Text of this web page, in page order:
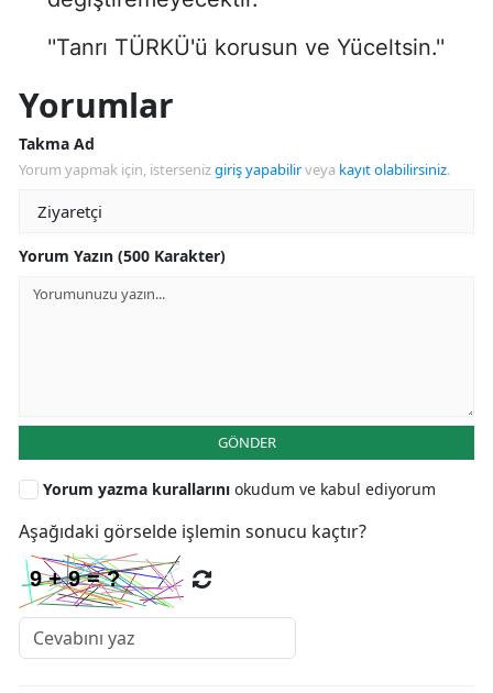
''Tanrı TÜRKÜ'ü korusun ve Yüceltsin.''
Yorumlar
Takma Ad
Yorum yapmak için, istersenizgiriş yapabilirveya kayıt olabilirsiniz.
Yorum Yazın (500 Karakter)
GÖNDER
Yorum yazma kurallarını okudum ve kabul ediyorum
Aşağıdaki görselde işlemin sonucu kaçtır?